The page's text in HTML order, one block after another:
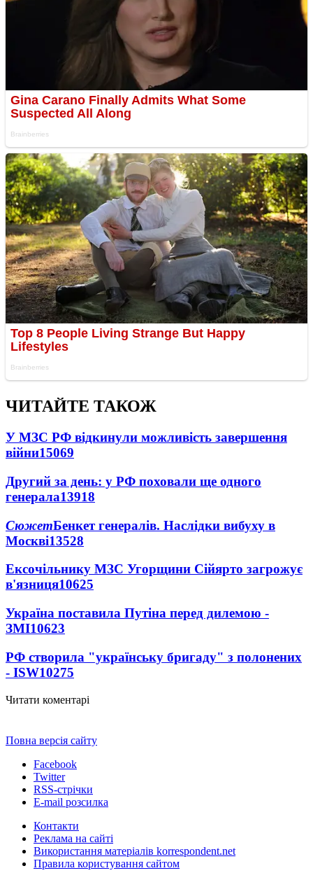
ЧИТАЙТЕ ТАКОЖ
У МЗС РФ відкинули можливість завершення
війни15069
Другий за день: у РФ поховали ще одного
генерала13918
СюжетБенкет генералів. Наслідки вибуху в
Москві13528
Ексочільнику МЗС Угорщини Сійярто загрожує
в'язниця10625
Україна поставила Путіна перед дилемою -
ЗМІ10623
РФ створила "українську бригаду" з полонених
- ISW10275
Читати коментарі
Повна версія сайту
Facebook
Twitter
RSS-стрічки
E-mail розсилка
Контакти
Реклама на сайті
Використання матеріалів korrespondent.net
Правила користування сайтом